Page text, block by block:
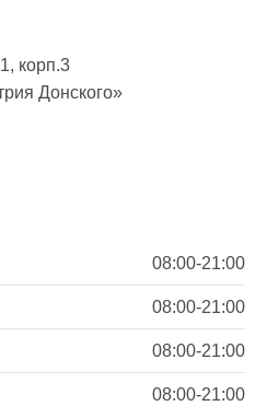
корп.3
Донского»
08:00-21:00
08:00-21:00
08:00-21:00
08:00-21:00